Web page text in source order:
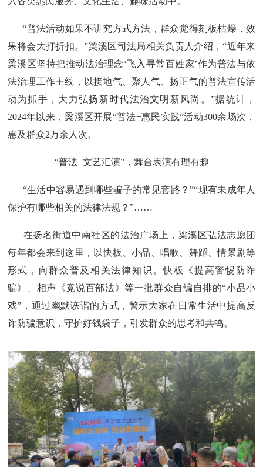
“普法活动如果不讲究方式方法，群众觉得刻板枯燥，效
果将会大打折扣。”梁溪区司法局相关负责人介绍，“近年来
梁溪区坚持把推动法治理念‘飞入寻常百姓家’作为普法与依
法治理工作主线，以接地气、聚人气、扬正气的普法宣传活
动为抓手，大力弘扬新时代法治文明新风尚。”据统计，
2024年以来，梁溪区开展“普法+惠民实践”活动300余场次，
惠及群众2万余人次。
“普法+文艺汇演”，舞台表演有理有趣
“生活中容易遇到哪些骗子的常见套路？”“现有未成年人
保护有哪些相关的法律法规？”……
在扬名街道中南社区的法治广场上，梁溪区弘法志愿团
每年都会来到这里，以快板、小品、唱歌、舞蹈、情景剧等
形式，向群众普及相关法律知识。快板《提高警惕防诈
骗》、相声《竟说百部法》等一批群众自编自排的“小品小
戏”，通过幽默诙谐的方式，警示大家在日常生活中提高反
诈防骗意识，守护好钱袋子，引发群众的思考和共鸣。